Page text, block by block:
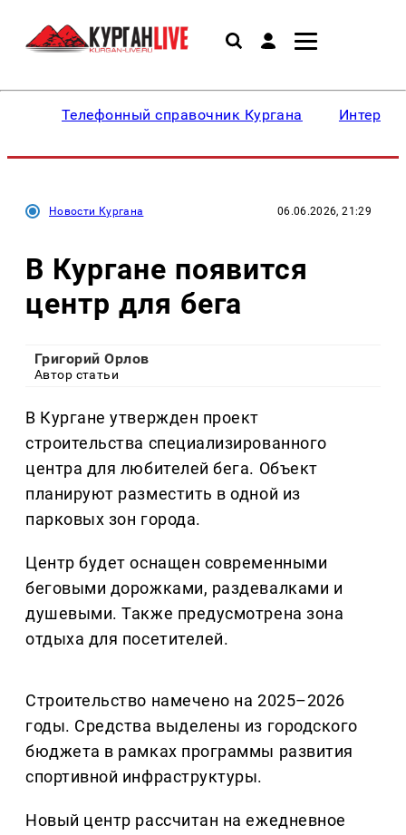
Телефонный справочник Кургана
Новости Кургана 06.06.2026, 21:29
В Кургане появится
центр для бега
Григорий Орлов
Автор статьи
В Кургане утвержден проект
строительства специализированного
центра для любителей бега. Объект
планируют разместить в одной из
парковых зон города.
Центр будет оснащен современными
беговыми дорожками, раздевалками и
душевыми. Также предусмотрена зона
отдыха для посетителей.
Строительство намечено на 2025–2026
годы. Средства выделены из городского
бюджета в рамках программы развития
спортивной инфраструктуры.
Новый центр рассчитан на ежедневное